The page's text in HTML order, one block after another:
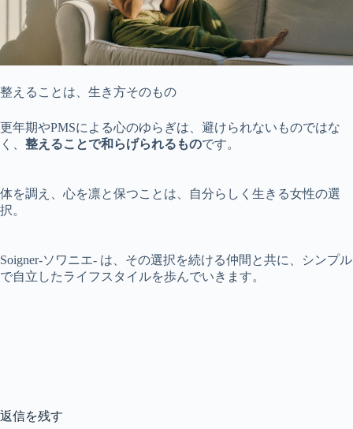
整えることは、生き方そのもの
更年期やPMSによる心のゆらぎは、避けられないものではな
く、 整えることで和らげられるものです。
体を調え、心を凛と保つことは、自分らしく生きる女性の選
択。
Soigner-ソワニエ- は、その選択を続ける仲間と共に、シンプル
で自立したライフスタイルを歩んでいきます。
返信を残す